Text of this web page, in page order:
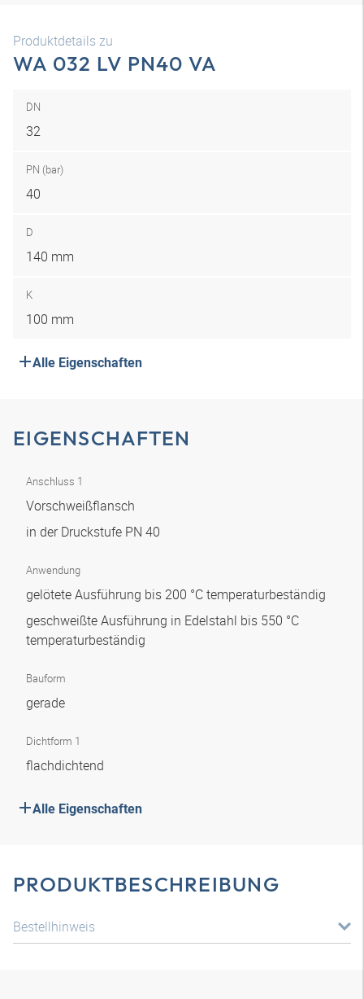
Produktdetails zu
WA 032 LV PN40 VA
DN
32
PN (bar)
40
D
140 mm
K
100 mm
Alle Eigenschaften
EIGENSCHAFTEN
Anschluss 1
Vorschweißflansch
in der Druckstufe PN 40
Anwendung
gelötete Ausführung bis 200 °C temperaturbeständig
geschweißte Ausführung in Edelstahl bis 550 °C
temperaturbeständig
Bauform
gerade
Dichtform 1
flachdichtend
Alle Eigenschaften
PRODUKTBESCHREIBUNG
Bestellhinweis